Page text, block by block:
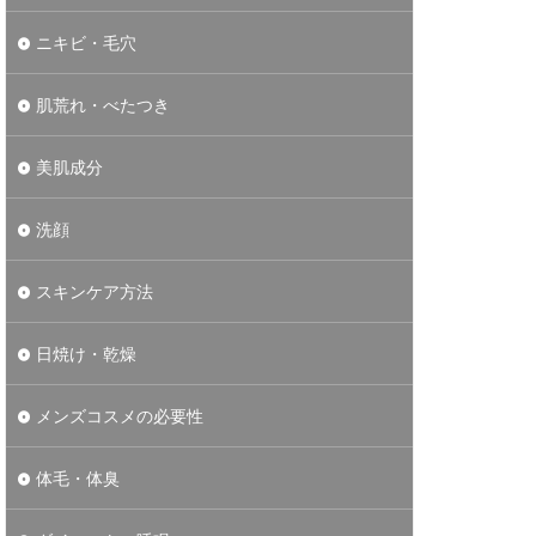
ニキビ・毛穴
肌荒れ・べたつき
美肌成分
洗顔
スキンケア方法
日焼け・乾燥
メンズコスメの必要性
体毛・体臭